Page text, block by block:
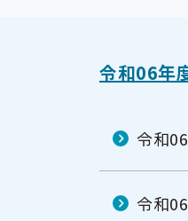
令和06年
令和
令和